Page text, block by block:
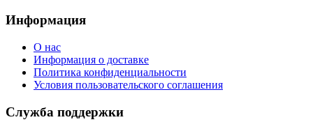
Информация
О нас
Информация о доставке
Политика конфиденциальности
Условия пользовательского соглашения
Служба поддержки